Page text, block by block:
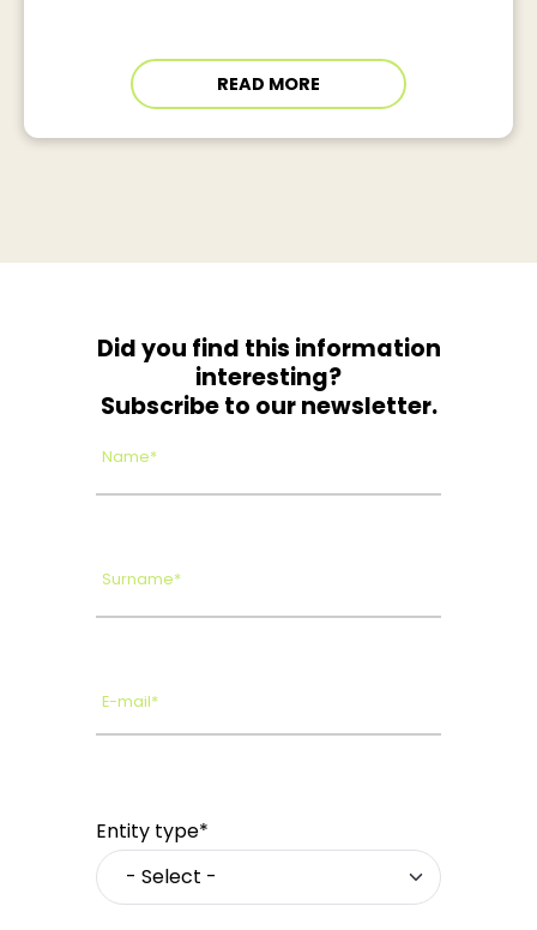
READ MORE
Did you find this information
interesting?
Subscribe to our newsletter.
Name*
Surname*
E-mail*
Entity type*